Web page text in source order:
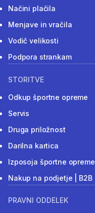
Načini plačila
Menjave in vračila
Vodič velikosti
Podpora strankam
STORITVE
Odkup športne opreme
Servis
Druga priložnost
Darilna kartica
Izposoja športne opreme
Nakup na podjetje | B2B
PRAVNI ODDELEK